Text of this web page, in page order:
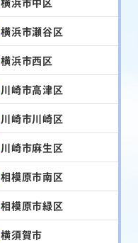
横浜市瀬谷区
横浜市西区
川崎市高津区
川崎市川崎区
川崎市麻生区
相模原市南区
相模原市緑区
横須賀市